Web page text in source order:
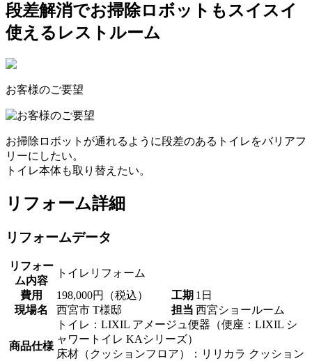
段差解消でお掃除ロボットもスイスイ
使えるレストルーム
お客様のご要望
お掃除ロボットが通れるように段差のあるトイレをバリアフ
リーにしたい。
トイレ本体も取り替えたい。
リフォーム詳細
リフォームデータ
リフォー
ム内容
トイレリフォーム
費用
198,000円（税込） 工期 1日
現場名
西宮市 T様邸 担当 西宮ショールーム
商品仕様
トイレ：LIXIL アメージュ便器（便座：LIXIL シ
ャワートイレ KAシリーズ）
床材（クッションフロア）：リリカラ クッション